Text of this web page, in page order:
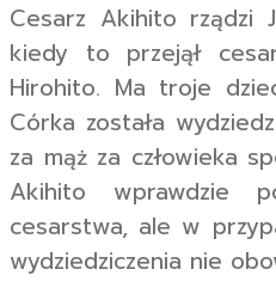
Cesarz Akihito rządzi
kiedy to przejął
Hirohito. Ma troje
Córka została
za mąż za człowieka
Akihito wprawdzie
cesarstwa, ale w
wydziedziczenia nie